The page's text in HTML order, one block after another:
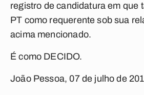
registro de candidatura em que
PT como requerente sob sua
acima mencionado.
É como DECIDO.
João Pessoa, 07 de julho de